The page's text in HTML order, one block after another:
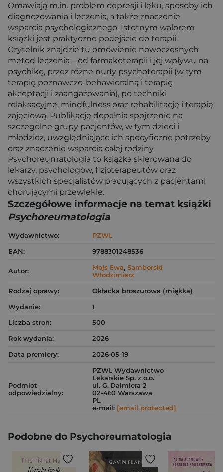
Omawiają m.in. problem depresji i lęku, sposoby ich
diagnozowania i leczenia, a także znaczenie
wsparcia psychologicznego. Istotnym walorem
książki jest praktyczne podejście do terapii.
Czytelnik znajdzie tu omówienie nowoczesnych
metod leczenia – od farmakoterapii i jej wpływu na
psychikę, przez różne nurty psychoterapii (w tym
terapię poznawczo-behawioralną i terapię
akceptacji i zaangażowania), po techniki
relaksacyjne, mindfulness oraz rehabilitację i terapię
zajęciową. Publikację dopełnia spojrzenie na
szczególne grupy pacjentów, w tym dzieci i
młodzież, uwzględniające ich specyficzne potrzeby
oraz znaczenie wsparcia całej rodziny.
Psychoreumatologia to książka skierowana do
lekarzy, psychologów, fizjoterapeutów oraz
wszystkich specjalistów pracujących z pacjentami
chorującymi przewlekle.
Szczegółowe informacje na temat książki
Psychoreumatologia
Wydawnictwo:
PZWL
EAN:
9788301248536
Autor: Mojs Ewa, Samborski
Włodzimierz
Rodzaj oprawy:
Okładka broszurowa (miękka)
Wydanie:
1
Liczba stron:
500
Rok wydania:
2026
Data premiery:
2026-05-19
Podmiot
odpowiedzialny:
PZWL Wydawnictwo
Lekarskie Sp. z o.o.
ul. G. Daimlera 2
02-460 Warszawa
PL
e-mail: [email protected]
Podobne do Psychoreumatologia